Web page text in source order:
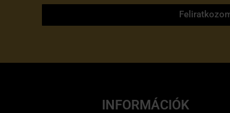
INFORMÁCIÓK